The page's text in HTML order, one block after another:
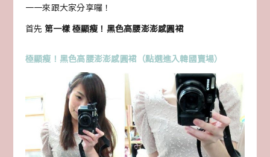
一一來跟大家分享囉！
首先 第一樣 極顯瘦！黑色高腰澎澎感圓裙
極顯瘦！黑色高腰澎澎感圓裙（點選進入韓國賣場）